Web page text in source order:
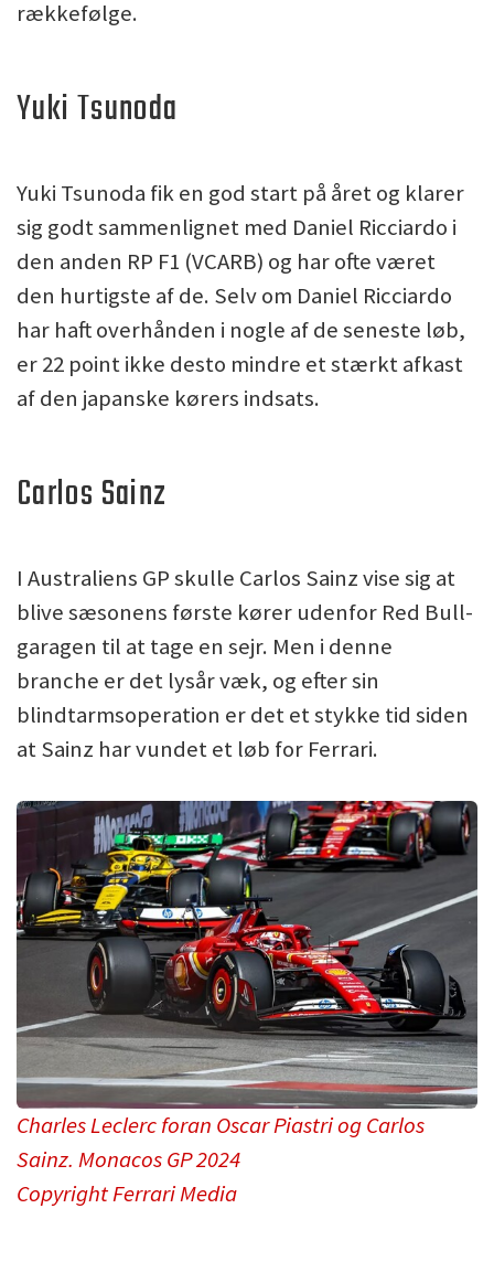
rækkefølge.
Yuki Tsunoda
Yuki Tsunoda fik en god start på året og klarer
sig godt sammenlignet med Daniel Ricciardo i
den anden RP F1 (VCARB) og har ofte været
den hurtigste af de. Selv om Daniel Ricciardo
har haft overhånden i nogle af de seneste løb,
er 22 point ikke desto mindre et stærkt afkast
af den japanske kørers indsats.
Carlos Sainz
I Australiens GP skulle Carlos Sainz vise sig at
blive sæsonens første kører udenfor Red Bull-
garagen til at tage en sejr. Men i denne
branche er det lysår væk, og efter sin
blindtarmsoperation er det et stykke tid siden
at Sainz har vundet et løb for Ferrari.
Charles Leclerc foran Oscar Piastri og Carlos
Sainz. Monacos GP 2024
Copyright Ferrari Media